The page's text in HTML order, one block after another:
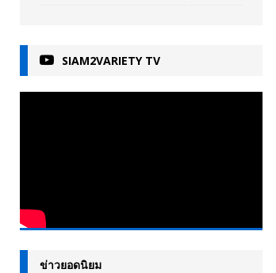
SIAM2VARIETY TV
ข่าวยอดนิยม